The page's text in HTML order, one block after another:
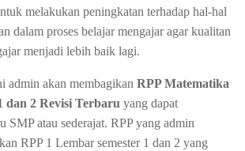
melakukan peningkatan terhadap hal-hal
dalam proses belajar mengajar agar kualitan
menjadi lebih baik lagi.
admin akan membagikan RPP Matematika
dan 2 Revisi Terbaru yang dapat
SMP atau sederajat. RPP yang admin
RPP 1 Lembar semester 1 dan 2 yang